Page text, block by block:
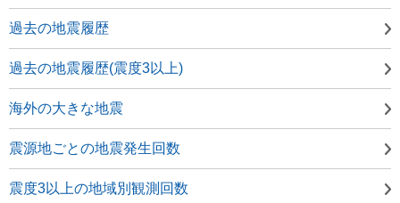
過去の地震履歴
過去の地震履歴(震度3以上)
海外の大きな地震
震源地ごとの地震発生回数
震度3以上の地域別観測回数